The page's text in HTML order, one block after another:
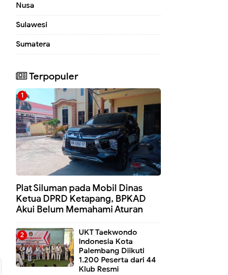
Nusa
Sulawesi
Sumatera
Terpopuler
Plat Siluman pada Mobil Dinas
Ketua DPRD Ketapang, BPKAD
Akui Belum Memahami Aturan
UKT Taekwondo
Indonesia Kota
Palembang Diikuti
1.200 Peserta dari 44
Klub Resmi